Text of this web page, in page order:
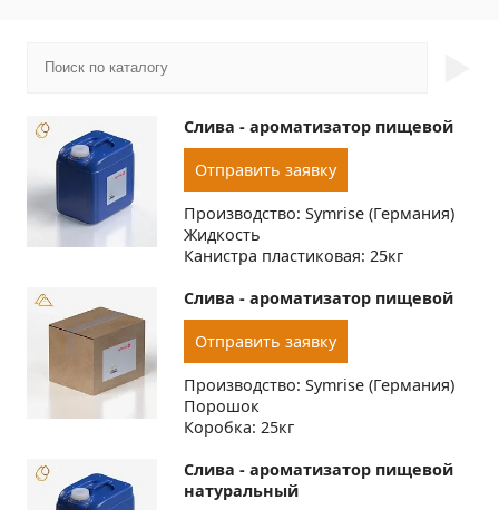
Слива - ароматизатор пищевой
Отправить заявку
Производство: Symrise (Германия)
Жидкость
Канистра пластиковая: 25кг
Слива - ароматизатор пищевой
Отправить заявку
Производство: Symrise (Германия)
Порошок
Коробка: 25кг
Слива - ароматизатор пищевой
натуральный